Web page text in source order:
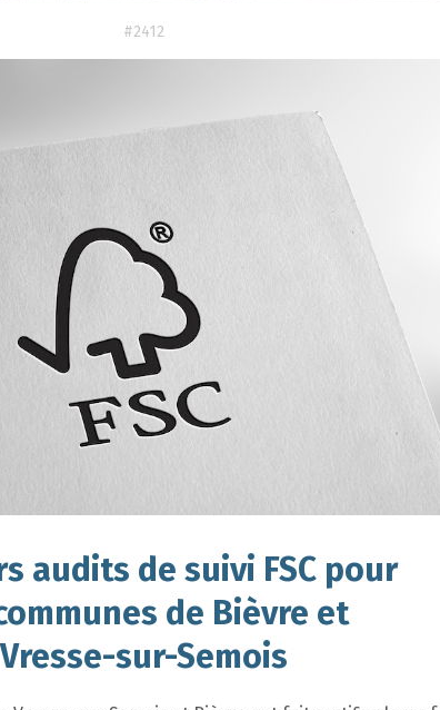
#2412
audits de suivi FSC pour
de Bièvre et
Vresse-sur-Semois